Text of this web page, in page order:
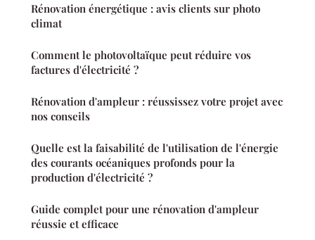
Rénovation énergétique : avis clients sur photo
climat
Comment le photovoltaïque peut réduire vos
factures d'électricité ?
Rénovation d'ampleur : réussissez votre projet avec
nos conseils
Quelle est la faisabilité de l'utilisation de l'énergie
des courants océaniques profonds pour la
production d'électricité ?
Guide complet pour une rénovation d'ampleur
réussie et efficace